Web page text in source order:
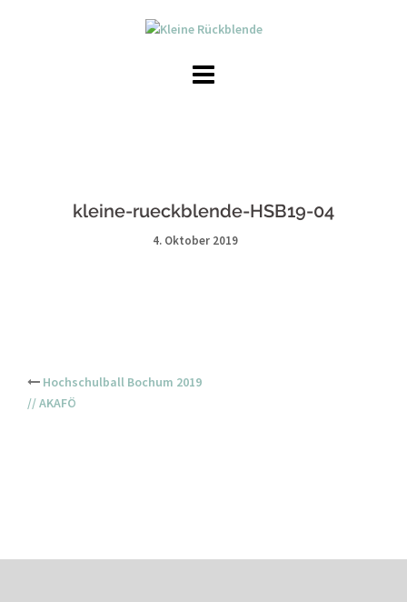
kleine-rueckblende-HSB19-04
4. Oktober 2019
Post
navigation
Hochschulball Bochum 2019
// AKAFÖ